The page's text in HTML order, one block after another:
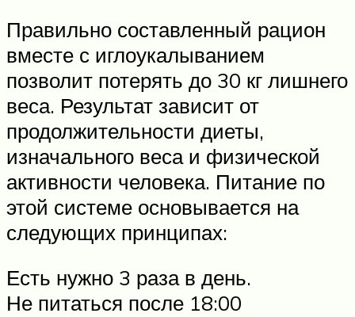
Правильно составленный рацион
вместе с иглоукалыванием
позволит потерять до 30 кг лишнего
веса. Результат зависит от
продолжительности диеты,
изначального веса и физической
активности человека. Питание по
этой системе основывается на
следующих принципах:
Есть нужно 3 раза в день.
Не питаться после 18:00